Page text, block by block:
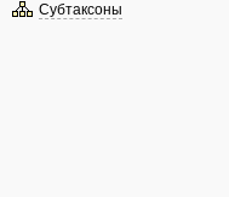
Субтаксоны